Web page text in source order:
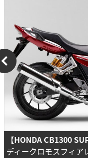
【HONDA CB1300
ディークロモスフィア